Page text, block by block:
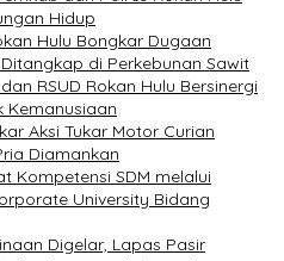
Hidup
Hulu Bongkar Dugaan
di Perkebunan Sawit
RSUD Rokan Hulu Bersinergi
Kemanusiaan
Aksi Tukar Motor Curian
Diamankan
Kompetensi SDM melalui
University Bidang
Digelar, Lapas Pasir